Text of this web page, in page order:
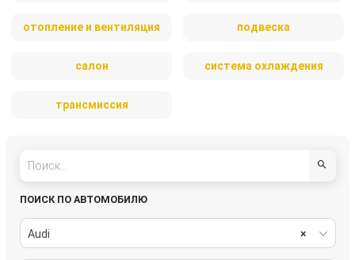
отопление и вентиляция подвеска
салон система охлаждения
трансмиссия
ПОИСК ПО АВТОМОБИЛЮ
×
Audi